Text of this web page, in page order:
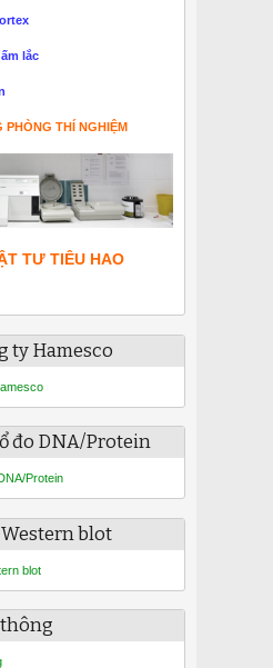
lắc
PHÒNG THÍ NGHIỆM
TƯ TIÊU HAO
ty Hamesco
đo DNA/Protein
blot